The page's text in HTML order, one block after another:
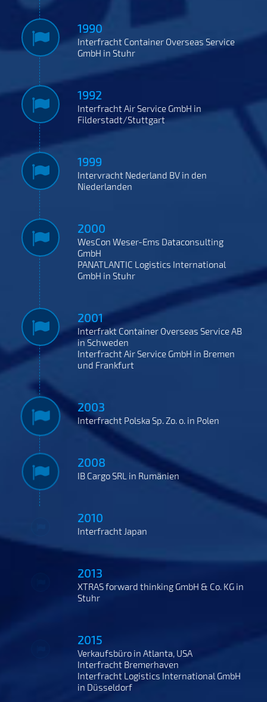
1990
Interfracht Container Overseas Service
GmbH in Stuhr
1992
Interfracht Air Service GmbH in
Filderstadt/Stuttgart
1999
Intervracht Nederland BV in den
Niederlanden
2000
WesCon Weser-Ems Dataconsulting
GmbH
PANATLANTIC Logistics International
GmbH in Stuhr
2001
Interfrakt Container Overseas Service AB
in Schweden
Interfracht Air Service GmbH in Bremen
und Frankfurt
2003
Interfracht Polska Sp. Zo. o. in Polen
2008
IB Cargo SRL in Rumänien
2010
Interfracht Japan
2013
XTRAS forward thinking GmbH & Co. KG in
Stuhr
2015
Verkaufsbüro in Atlanta, USA
Interfracht Bremerhaven
Interfracht Logistics International GmbH
in Düsseldorf